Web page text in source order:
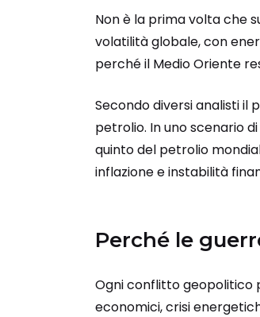
Non è la prima volta che
volatilità globale, con
perché il Medio Oriente
Secondo diversi analisti il
petrolio. In uno scenario
quinto del petrolio
inflazione e instabilità
Perché le
Ogni conflitto geopolitico
economici, crisi